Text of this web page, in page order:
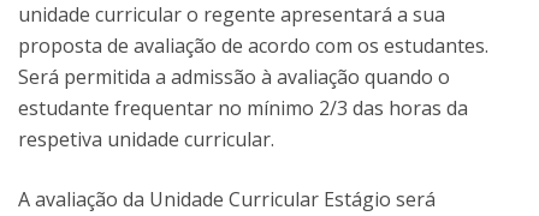
unidade curricular o regente apresentará a sua
proposta de avaliação de acordo com os estudantes.
Será permitida a admissão à avaliação quando o
estudante frequentar no mínimo 2/3 das horas da
respetiva unidade curricular.
A avaliação da Unidade Curricular Estágio será